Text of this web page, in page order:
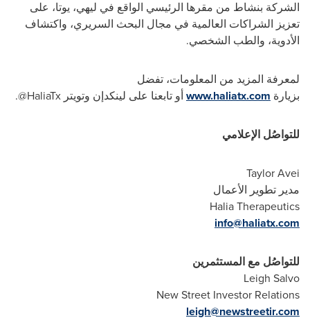
الشركة بنشاط من مقرها الرئيسي الواقع في ليهي، يوتا، على
تعزيز الشراكات العالمية في مجال البحث السريري، واكتشاف
الأدوية، والطب الشخصي.
لمعرفة المزيد من المعلومات، تفضل
بزيارة www.haliatx.comأو تابعنا على لينكدإن وتويتر HaliaTx
@.
للتواصُل الإعلامي
Taylor Avei
مدير تطوير الأعمال
Halia Therapeutics
info@haliatx.com
للتواصُل مع المستثمرين
Leigh Salvo
New Street Investor Relations
leigh@newstreetir.com